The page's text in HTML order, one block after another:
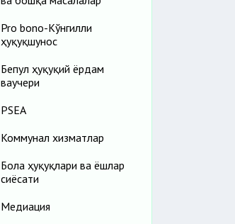
Pro bono-Кўнгилли
ҳуқуқшунос
Бепул ҳуқуқий ёрдам
ваучери
PSEA
Коммунал хизматлар
Бола ҳуқуқлари ва ёшлар
сиёсати
Медиация